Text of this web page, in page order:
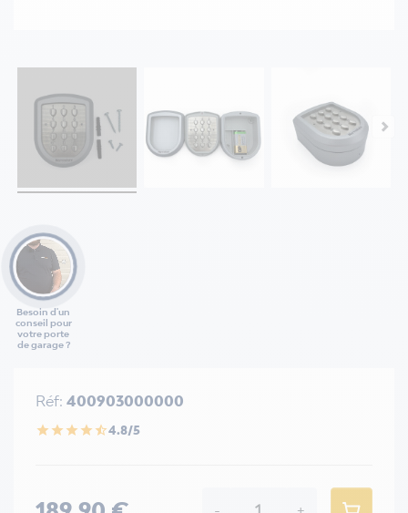
Besoin d'un
conseil pour
votre porte
de garage ?
Réf: 400903000000
star star star star star_half4.8/5